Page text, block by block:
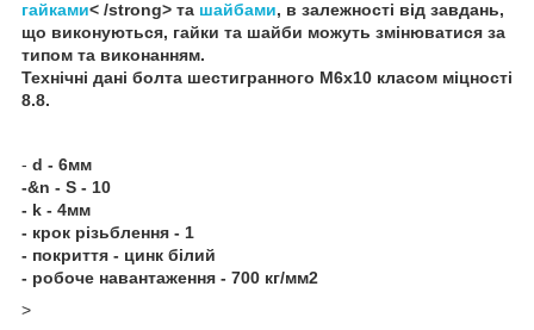
гайками< /strong> та шайбами, в залежності від завдань,
що виконуються, гайки та шайби можуть змінюватися за
типом та виконанням.
Технічні дані болта шестигранного М6х10 класом міцності
8.8.
- d - 6мм
-&n - S - 10
- k - 4мм
- крок різьблення - 1
- покриття - цинк білий
- робоче навантаження - 700 кг/мм2
>